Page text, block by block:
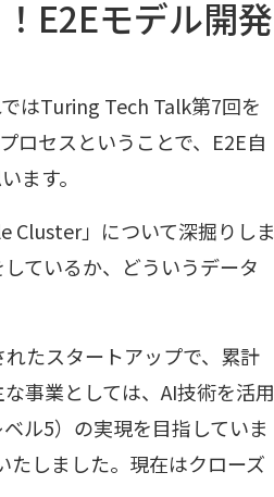
E2Eモデル開発
はTuring Tech Talk第7回を
ロセスということで、E2E自
ます。
Cluster」について深掘りしま
ているか、どういうデータ
たスタートアップで、累計
事業としては、AI技術を活用
ル5）の実現を目指していま
たしました。現在はクローズ